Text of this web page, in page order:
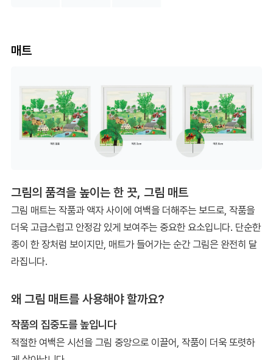
매트
그림의 품격을 높이는 한 끗, 그림 매트
그림 매트는 작품과 액자 사이에 여백을 더해주는 보드로, 작품을
더욱 고급스럽고 안정감 있게 보여주는 중요한 요소입니다. 단순한
종이 한 장처럼 보이지만, 매트가 들어가는 순간 그림은 완전히 달
라집니다.
왜 그림 매트를 사용해야 할까요?
작품의 집중도를 높입니다
적절한 여백은 시선을 그림 중앙으로 이끌어, 작품이 더욱 또렷하